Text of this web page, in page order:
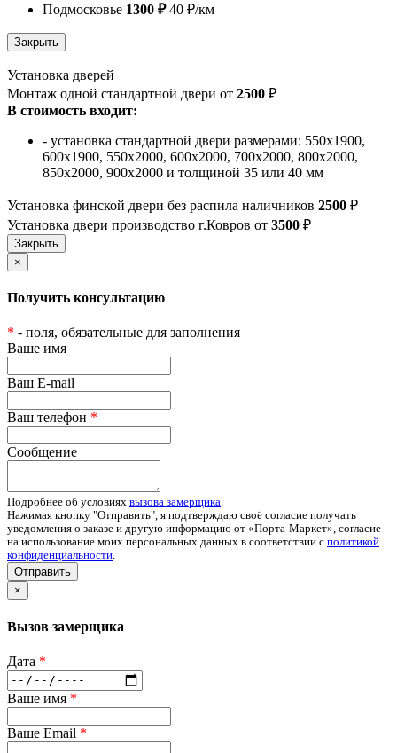
Подмосковье 1300 ₽40 ₽/км
Установка дверей
Монтаж одной стандартной двери от 2500 ₽
В стоимость входит:
- установка стандартной двери размерами: 550х1900,
600х1900, 550х2000, 600х2000, 700х2000, 800х2000,
850х2000, 900х2000 и толщиной 35 или 40 мм
Установка финской двери без распила наличников 2500 ₽
Установка двери производство г.Ковров от 3500 ₽
×
Получить консультацию
* - поля, обязательные для заполнения
Ваше имя
Ваш E-mail
Ваш телефон *
Сообщение
Подробнее об условиях вызова замерщика.
Нажимая кнопку "Отправить", я подтверждаю своё согласие получать
уведомления о заказе и другую информацию от «Порта-Маркет», согласие
на использование моих персональных данных в соответствии с политикой
конфиденциальности.
Отправить
×
Вызов замерщика
Дата *
Ваше имя *
Ваше Email *